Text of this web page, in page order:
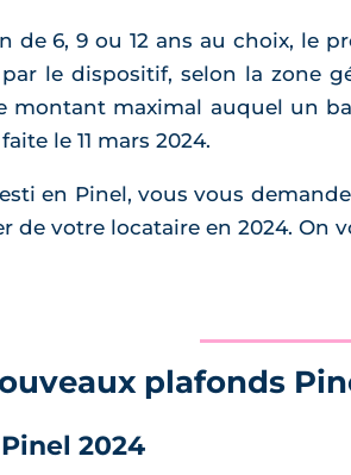
de 6, 9 ou 12 ans au choix, le
le dispositif, selon la zone
montant maximal auquel un
le 11 mars 2024.
en Pinel, vous vous
de votre locataire en 2024. On
plafonds
2024